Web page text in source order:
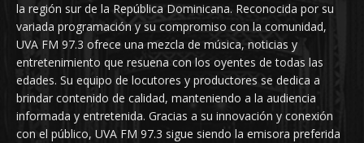
la región sur de la República Dominicana. Reconocida por su
variada programación y su compromiso con la comunidad,
UVA FM 97.3 ofrece una mezcla de música, noticias y
entretenimiento que resuena con los oyentes de todas las
edades. Su equipo de locutores y productores se dedica a
brindar contenido de calidad, manteniendo a la audiencia
informada y entretenida. Gracias a su innovación y conexión
con el público, UVA FM 97.3 sigue siendo la emisora preferida